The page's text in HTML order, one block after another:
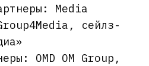
Media
сейлз-
OMD OM Group,